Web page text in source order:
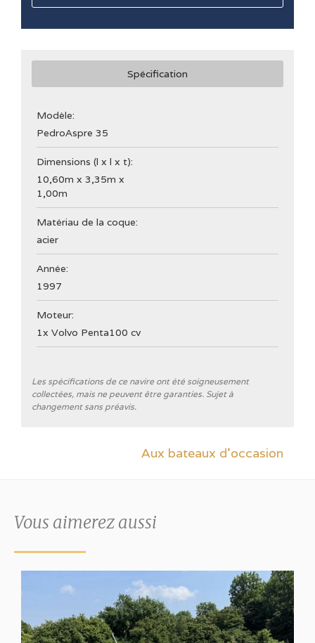
Spécification
Modèle:
PedroAspre 35
Dimensions (l x l x t):
10,60m x 3,35m x
1,00m
Matériau de la coque:
acier
Année:
1997
Moteur:
1x Volvo Penta100 cv
Général
Chantier naval
Blanc
Cabine arrière
✓
8000 kg
Les spécifications de ce navire ont été soigneusement
collectées, mais ne peuvent être garanties. Sujet à
changement sans préavis.
Aux bateaux d'occasion
Vous aimerez aussi